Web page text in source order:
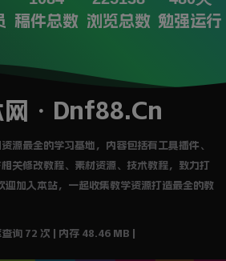
稿件总数 浏览总数 勉强运行
网・Dnf88.Cn
源最全的学习基地，内容包括有工具插件、
关修改教程、素材资源、技术教程，致力打
迎加入本站，一起收集教学资源打造最全的教
询 72 次 | 内存 48.46 MB |